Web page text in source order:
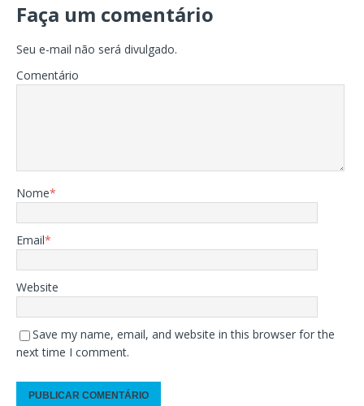
Faça um comentário
Seu e-mail não será divulgado.
Comentário
Nome*
Email*
Website
Save my name, email, and website in this browser for the
next time I comment.